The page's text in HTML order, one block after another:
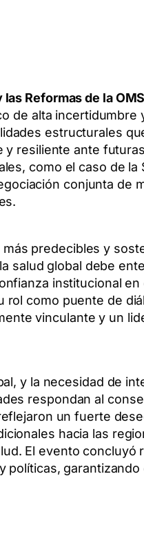
Reformas de la OMS
de alta incertidumbre
estructurales
y resiliente ante
como el caso de la
conjunta de
predecibles y
salud global debe
institucional en
rol como puente de
vinculante y un
y la necesidad de
respondan al
un fuerte
hacia las
El evento concluyó
políticas, garantizando